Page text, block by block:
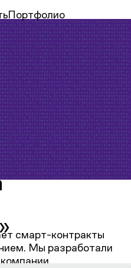
Портфолио
смарт-контракты
Мы разработали